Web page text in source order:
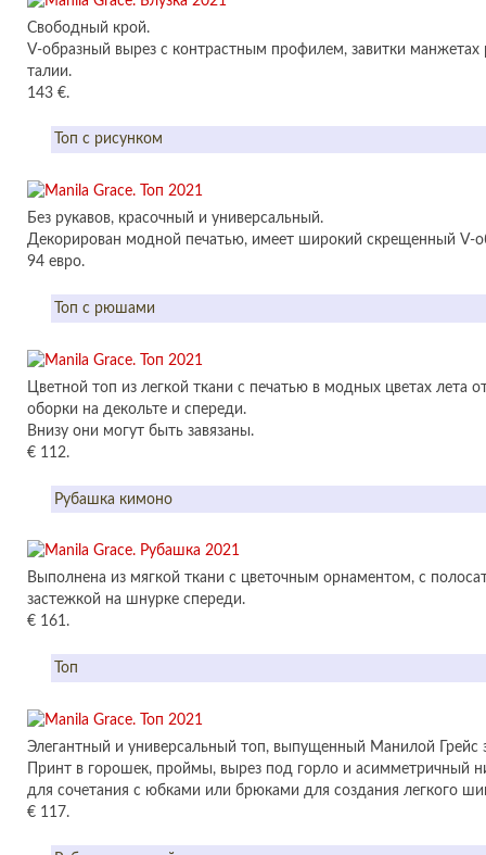
Свободный крой.
V-образный вырез с контрастным профилем, завитки манжетах
талии.
143 €.
Топ с рисунком
Без рукавов, красочный и универсальный.
Декорирован модной печатью, имеет широкий скрещенный V-
94 евро.
Топ с рюшами
Цветной топ из легкой ткани с печатью в модных цветах лета
оборки на декольте и спереди.
Внизу они могут быть завязаны.
€ 112.
Рубашка кимоно
Выполнена из мягкой ткани с цветочным орнаментом, с
застежкой на шнурке спереди.
€ 161.
Топ
Элегантный и универсальный топ, выпущенный Манилой Грейс
Принт в горошек, проймы, вырез под горло и асимметричный
для сочетания с юбками или брюками для создания легкого
€ 117.